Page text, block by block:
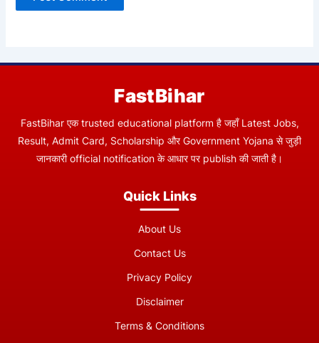
FastBihar
FastBihar एक trusted educational platform है जहाँ Latest Jobs,
Result, Admit Card, Scholarship और Government Yojana से जुड़ी
जानकारी official notification के आधार पर publish की जाती है।
Quick Links
About Us
Contact Us
Privacy Policy
Disclaimer
Terms & Conditions